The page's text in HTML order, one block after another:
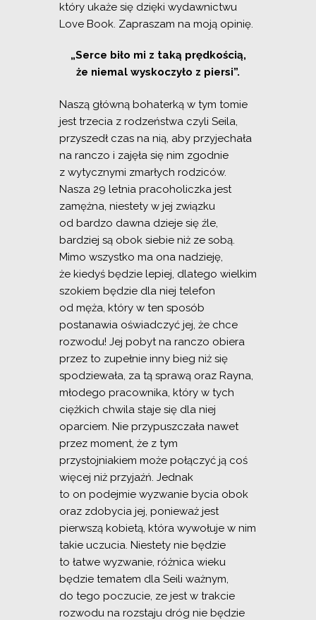
który ukaże się dzięki wydawnictwu
Love Book. Zapraszam na moją opinię.
„Serce biło mi z taką prędkością,
że niemal wyskoczyło z piersi”.
Naszą główną bohaterką w tym tomie
jest trzecia z rodzeństwa czyli Seila,
przyszedł czas na nią, aby przyjechała
na ranczo i zajęła się nim zgodnie
z wytycznymi zmarłych rodziców.
Nasza 29 letnia pracoholiczka jest
zamężna, niestety w jej związku
od bardzo dawna dzieje się źle,
bardziej są obok siebie niż ze sobą.
Mimo wszystko ma ona nadzieję,
że kiedyś będzie lepiej, dlatego wielkim
szokiem będzie dla niej telefon
od męża, który w ten sposób
postanawia oświadczyć jej, że chce
rozwodu! Jej pobyt na ranczo obiera
przez to zupełnie inny bieg niż się
spodziewała, za tą sprawą oraz Rayna,
młodego pracownika, który w tych
ciężkich chwila staje się dla niej
oparciem. Nie przypuszczała nawet
przez moment, że z tym
przystojniakiem może połączyć ją coś
więcej niż przyjaźń. Jednak
to on podejmie wyzwanie bycia obok
oraz zdobycia jej, ponieważ jest
pierwszą kobietą, która wywołuje w nim
takie uczucia. Niestety nie będzie
to łatwe wyzwanie, różnica wieku
będzie tematem dla Seili ważnym,
do tego poczucie, ze jest w trakcie
rozwodu na rozstaju dróg nie będzie